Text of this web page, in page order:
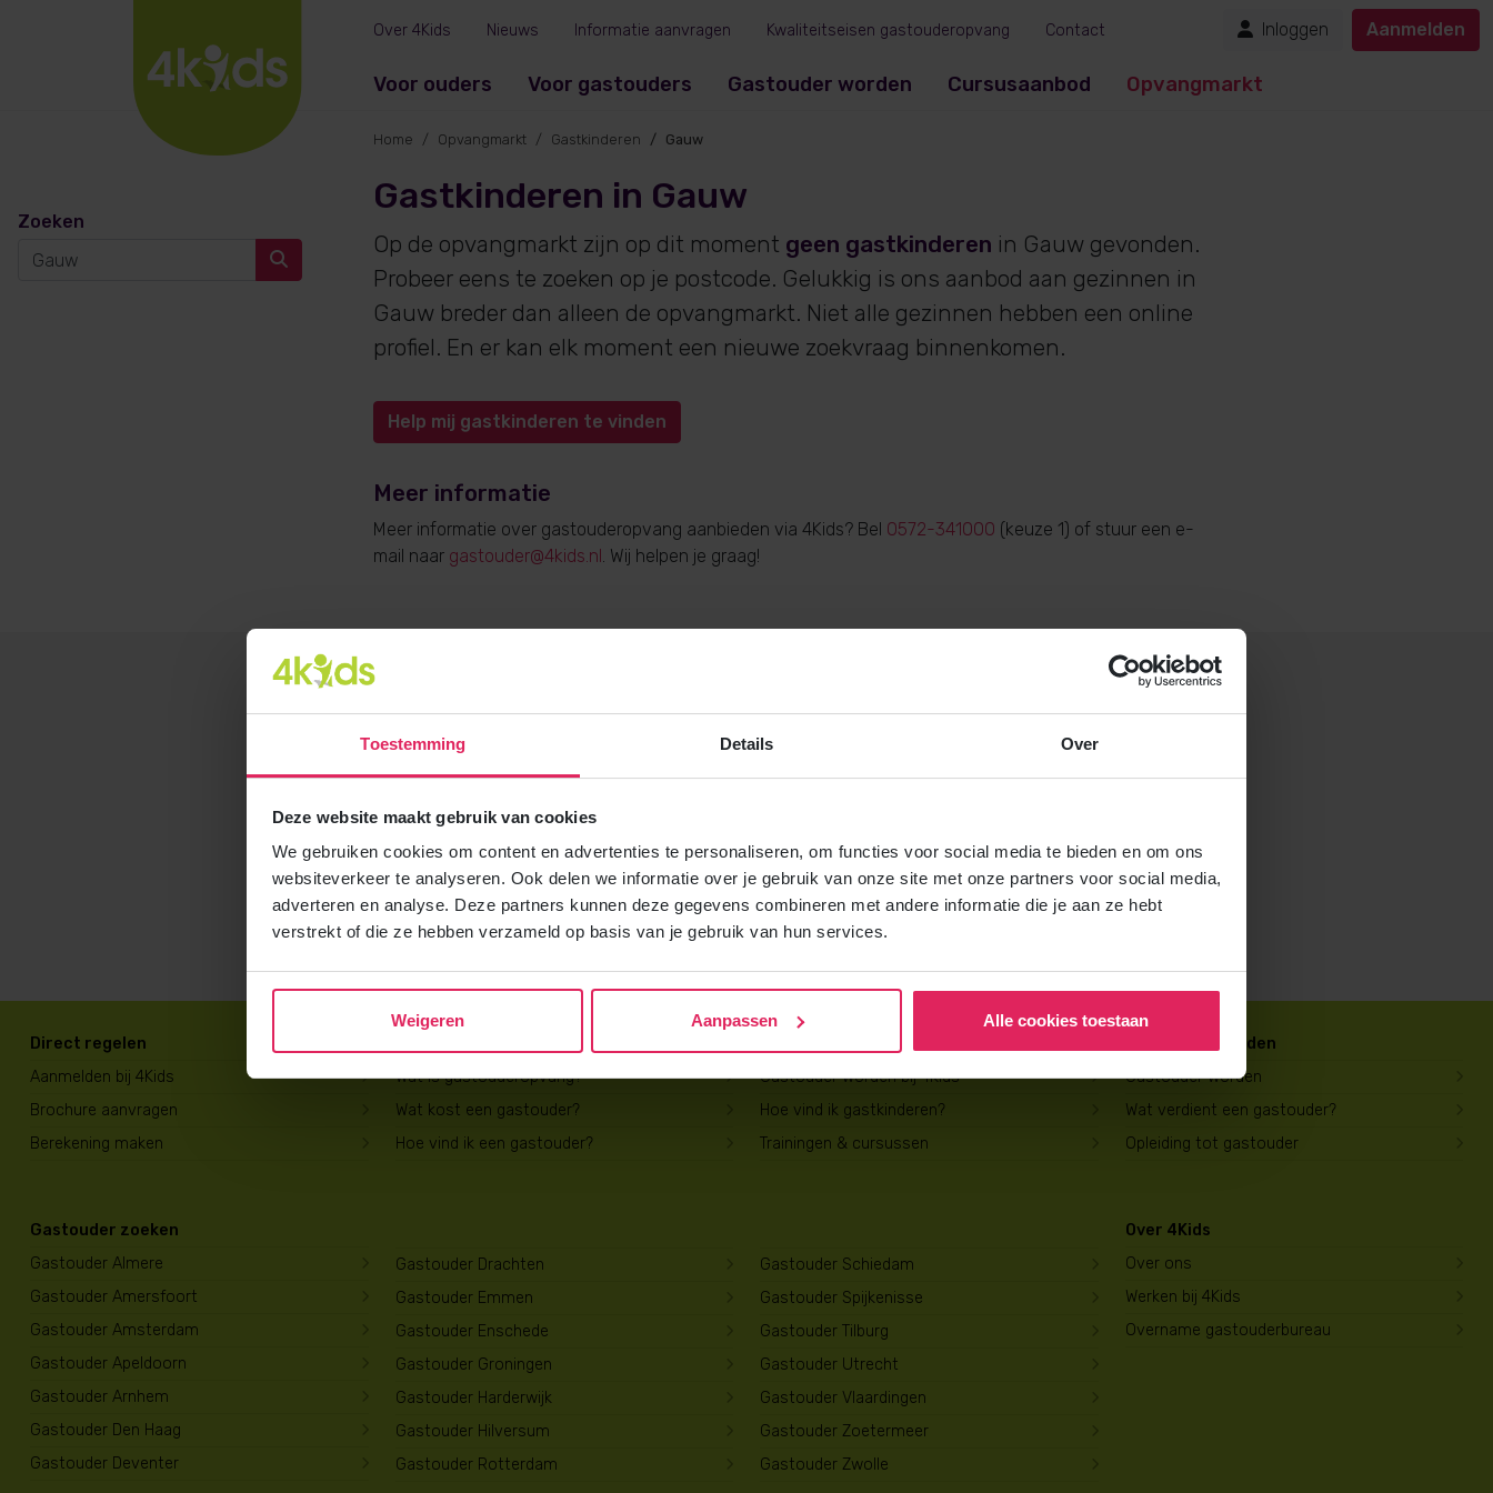
Toestemming Details Over
Deze website maakt gebruik van cookies
We gebruiken cookies om content en advertenties te personaliseren, om functies voor social media te bieden en om ons
websiteverkeer te analyseren. Ook delen we informatie over je gebruik van onze site met onze partners voor social media,
adverteren en analyse. Deze partners kunnen deze gegevens combineren met andere informatie die je aan ze hebt
verstrekt of die ze hebben verzameld op basis van je gebruik van hun services.
Weigeren Aanpassen Alle cookies toestaan
Voor ouders Voor gastouders Gastouder worden Cursusaanbod Opvangmarkt
Over 4Kids Nieuws Informatie aanvragen Kwaliteitseisen gastouderopvang Contact Inloggen Aanmelden
Zoeken
Home Opvangmarkt Gastkinderen Gauw
Gastkinderen in Gauw
Op de opvangmarkt zijn op dit moment geen gastkinderen in Gauw gevonden.
Probeer eens te zoeken op je postcode. Gelukkig is ons aanbod aan gezinnen in
Gauw breder dan alleen de opvangmarkt. Niet alle gezinnen hebben een online
profiel. En er kan elk moment een nieuwe zoekvraag binnenkomen.
Help mij gastkinderen te vinden
Meer informatie
Meer informatie over gastouderopvang aanbieden via 4Kids? Bel 0572-341000 (keuze 1) of stuur een e-
mail naar gastouder@4kids.nl . Wij helpen je graag!
Gratis brochure
Meer weten over gastouderopvang via gastouderbureau 4Kids?
Vraag gratis en vrijblijvend de 4Kids brochure voor gastouders aan
Brochure aanvragen
Direct regelen
Aanmelden bij 4Kids
Brochure aanvragen
Berekening maken
Wat is gastouderopvang?
Wat kost een gastouder?
Hoe vind ik een gastouder?
Gastouder worden bij 4Kids
Hoe vind ik gastkinderen?
Trainingen & cursussen
Gastouder worden
Gastouder worden
Wat verdient een gastouder?
Opleiding tot gastouder
Gastouder zoeken
Gastouder Almere
Gastouder Amersfoort
Gastouder Amsterdam
Gastouder Apeldoorn
Gastouder Arnhem
Gastouder Den Haag
Gastouder Deventer
Gastouder Drachten
Gastouder Emmen
Gastouder Enschede
Gastouder Groningen
Gastouder Harderwijk
Gastouder Hilversum
Gastouder Rotterdam
Gastouder Schiedam
Gastouder Spijkenisse
Gastouder Tilburg
Gastouder Utrecht
Gastouder Vlaardingen
Gastouder Zoetermeer
Gastouder Zwolle
Over 4Kids
Over ons
Werken bij 4Kids
Overname gastouderbureau